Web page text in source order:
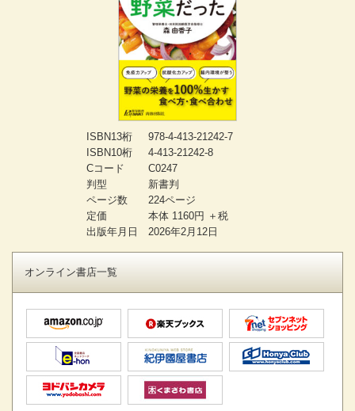
ISBN13桁
978-4-413-21242-7
ISBN10桁
4-413-21242-8
Cコード
C0247
判型
新書判
ページ数
224ページ
定価
本体 1160円 ＋税
出版年月日
2026年2月12日
オンライン書店一覧